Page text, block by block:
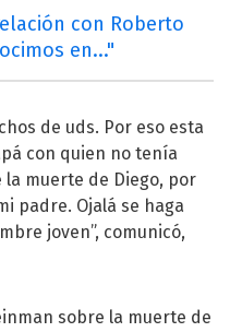
con Roberto
en..."
de uds. Por eso esta
con quien no tenía
muerte de Diego, por
padre. Ojalá se haga
joven”, comunicó,
sobre la muerte de